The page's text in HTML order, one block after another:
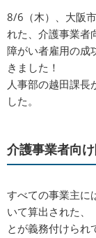
8/6（木）、大阪
れた、介護事業者
障がい者雇用の成
きました！
人事部の越田課長
した。
介護事業者向
すべての事業主に
いて算出された、
とが義務付けられ